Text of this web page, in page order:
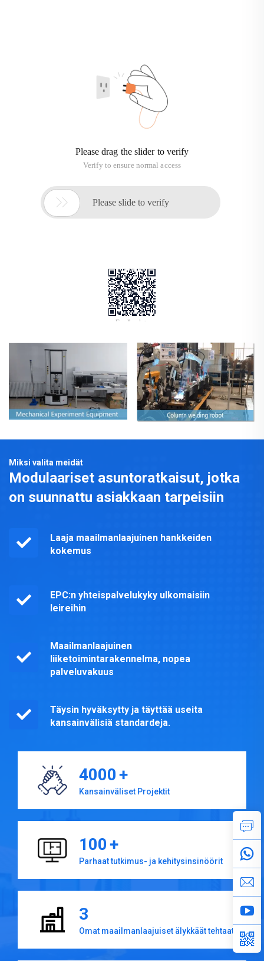
Miksi valita meidät
Modulaariset asuntoratkaisut, jotka
on suunnattu asiakkaan tarpeisiin
Laaja maailmanlaajuinen hankkeiden
kokemus
EPC:n yhteispalvelukyky ulkomaisiin
leireihin
Maailmanlaajuinen
liiketoimintarakennelma, nopea
palveluvakuus
Täysin hyväksytty ja täyttää useita
kansainvälisiä standardeja.
4000+
Kansainväliset Projektit
100+
Parhaat tutkimus- ja kehitysinsinöörit
3
Omat maailmanlaajuiset älykkäät tehtaat